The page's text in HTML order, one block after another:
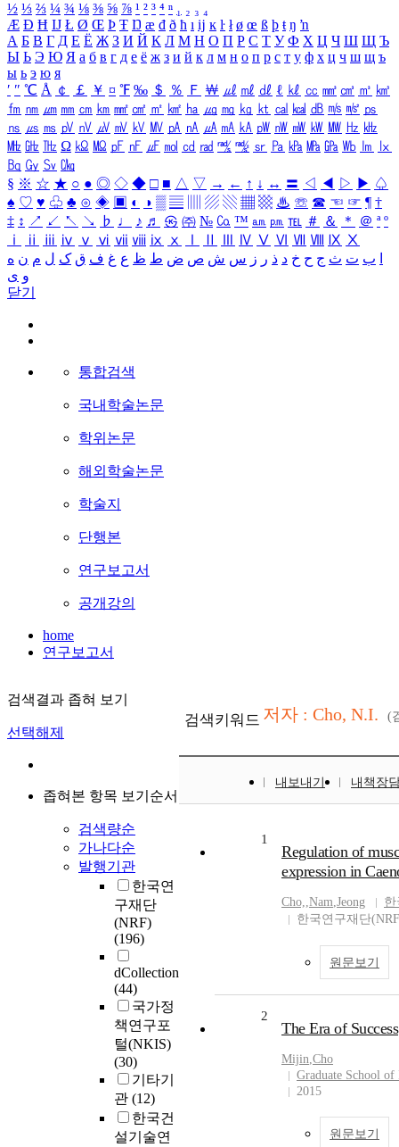
½ ⅓ ⅔ ¼ ¾ ⅛ ⅜ ⅝ ⅞ ¹ ² ³ ⁴ ⁿ ₁ ₂ ₃ ₄
Æ Ð Ħ Ĳ Ł Ø Œ Þ Ŧ Ŋ æ đ ð ħ ı ĳ ĸ ŀ ł ø œ ß þ ŧ ŋ ŉ
А Б В Г Д Е Ё Ж З И Й К Л М Н О П Р С Т У Ф Х Ц Ч Ш Щ Ъ
Ы Ь Э Ю Я а б в г д е ё ж з и й к л м н о п р с т у ф х ц ч ш щ ъ
ы ь э ю я
′ ″ ℃ Å ￠ ￡ ￥ ¤ ℉ ‰ ＄ ％ Ｆ ￦ ㎕ ㎖ ㎗ ℓ ㎘ ㏄ ㎣ ㎤ ㎥ ㎦
㎙ ㎚ ㎛ ㎜ ㎝ ㎞ ㎟ ㎠ ㎡ ㎢ ㏊ ㎍ ㎎ ㎏ ㏏ ㎈ ㎉ ㏈ ㎧ ㎨ ㎰
㎱ ㎲ ㎳ ㎴ ㎵ ㎶ ㎷ ㎸ ㎹ ㎀ ㎁ ㎂ ㎃ ㎄ ㎺ ㎻ ㎽ ㎾ ㎿ ㎐ ㎑
㎒ ㎓ ㎔ Ω ㏀ ㏁ ㎊ ㎋ ㎌ ㏖ ㏅ ㎭ ㎮ ㎯ ㏛ ㎩ ㎪ ㎫ ㎬ ㏝ ㏐
㏓
㏃ ㏉ ㏜ ㏆
§ ※ ☆ ★ ○ ● ◎ ◇ ◆ □ ■ △ ▽ → ← ↑ ↓ ↔ 〓 ◁ ◀ ▷ ▶ ♤
♠ ♡ ♥ ♧ ♣ ⊙ ◈ ▣ ◐ ◑ ▒ ▤ ▨ ▧ ▦ ▩ ♨ ☏ ☎ ☜ ☞ ¶ †
‡ ↕ ↗ ↙ ↖ ↘ ♭ ♩ ♪ ♬ ㉿ ㈜ № ㏇ ™ ㏂ ㏘ ℡ ＃ ＆ ＊ ＠ ª º
ⅰ
ⅱ ⅲ ⅳ ⅴ ⅵ ⅶ ⅷ ⅸ ⅹ Ⅳ Ⅴ Ⅵ Ⅶ Ⅷ Ⅸ Ⅹ
ب ت ث ج ح خ د ذ ر ز س ش ص ض ط ظ ع غ ف ق ک ل م ن ه
و ی
닫기
통합검색
국내학술논문
학위논문
해외학술논문
학술지
단행본
연구보고서
공개강의
home
연구보고서
검색결과 좁혀 보기
선택해제
좁혀본 항목 보기순서
검색량순
가나다순
발행기관
한국연
구재단
(NRF)
(196)
dCollection
(44)
국가정
책연구포
털(NKIS)
(30)
기타기
관 (12)
한국건
설기술연
검색키워드 저자 : Cho, N.I. (
내보내기 내책장
1
Regulation of
expression in
Cho,,Nam,Jeong
한국연구재단
원문보기
2
The Era of Success
Mijin,Cho
Graduate School
2015
원문보기